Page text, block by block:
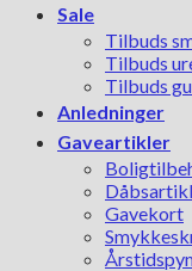
Sale
Tilbuds
Tilbuds
Tilbuds
Anledninger
Gaveartikler
Gavekort